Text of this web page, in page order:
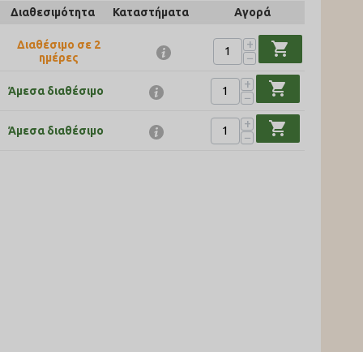
Διαθεσιμότητα Καταστήματα Αγορά
Διαθέσιμο σε 2
ημέρες
+
−
shopping_cart
Άμεσα διαθέσιμο
+
−
shopping_cart
Άμεσα διαθέσιμο
+
−
shopping_cart